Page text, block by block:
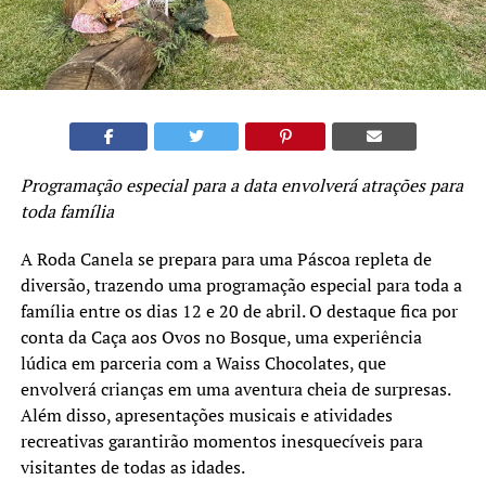
Programação especial para a data envolverá atrações para
toda família
A Roda Canela se prepara para uma Páscoa repleta de
diversão, trazendo uma programação especial para toda a
família entre os dias 12 e 20 de abril. O destaque fica por
conta da Caça aos Ovos no Bosque, uma experiência
lúdica em parceria com a Waiss Chocolates, que
envolverá crianças em uma aventura cheia de surpresas.
Além disso, apresentações musicais e atividades
recreativas garantirão momentos inesquecíveis para
visitantes de todas as idades.